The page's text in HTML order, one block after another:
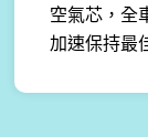
空氣芯，全
加速保持最